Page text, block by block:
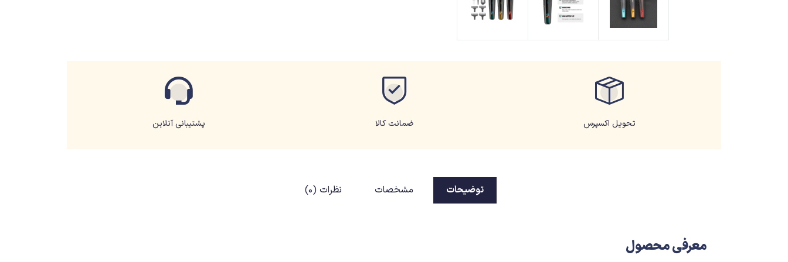
تحویل اکسپرس ضمانت کالا پشتیبانی آنلاین
توضیحات مشخصات نظرات (0)
معرفی محصول